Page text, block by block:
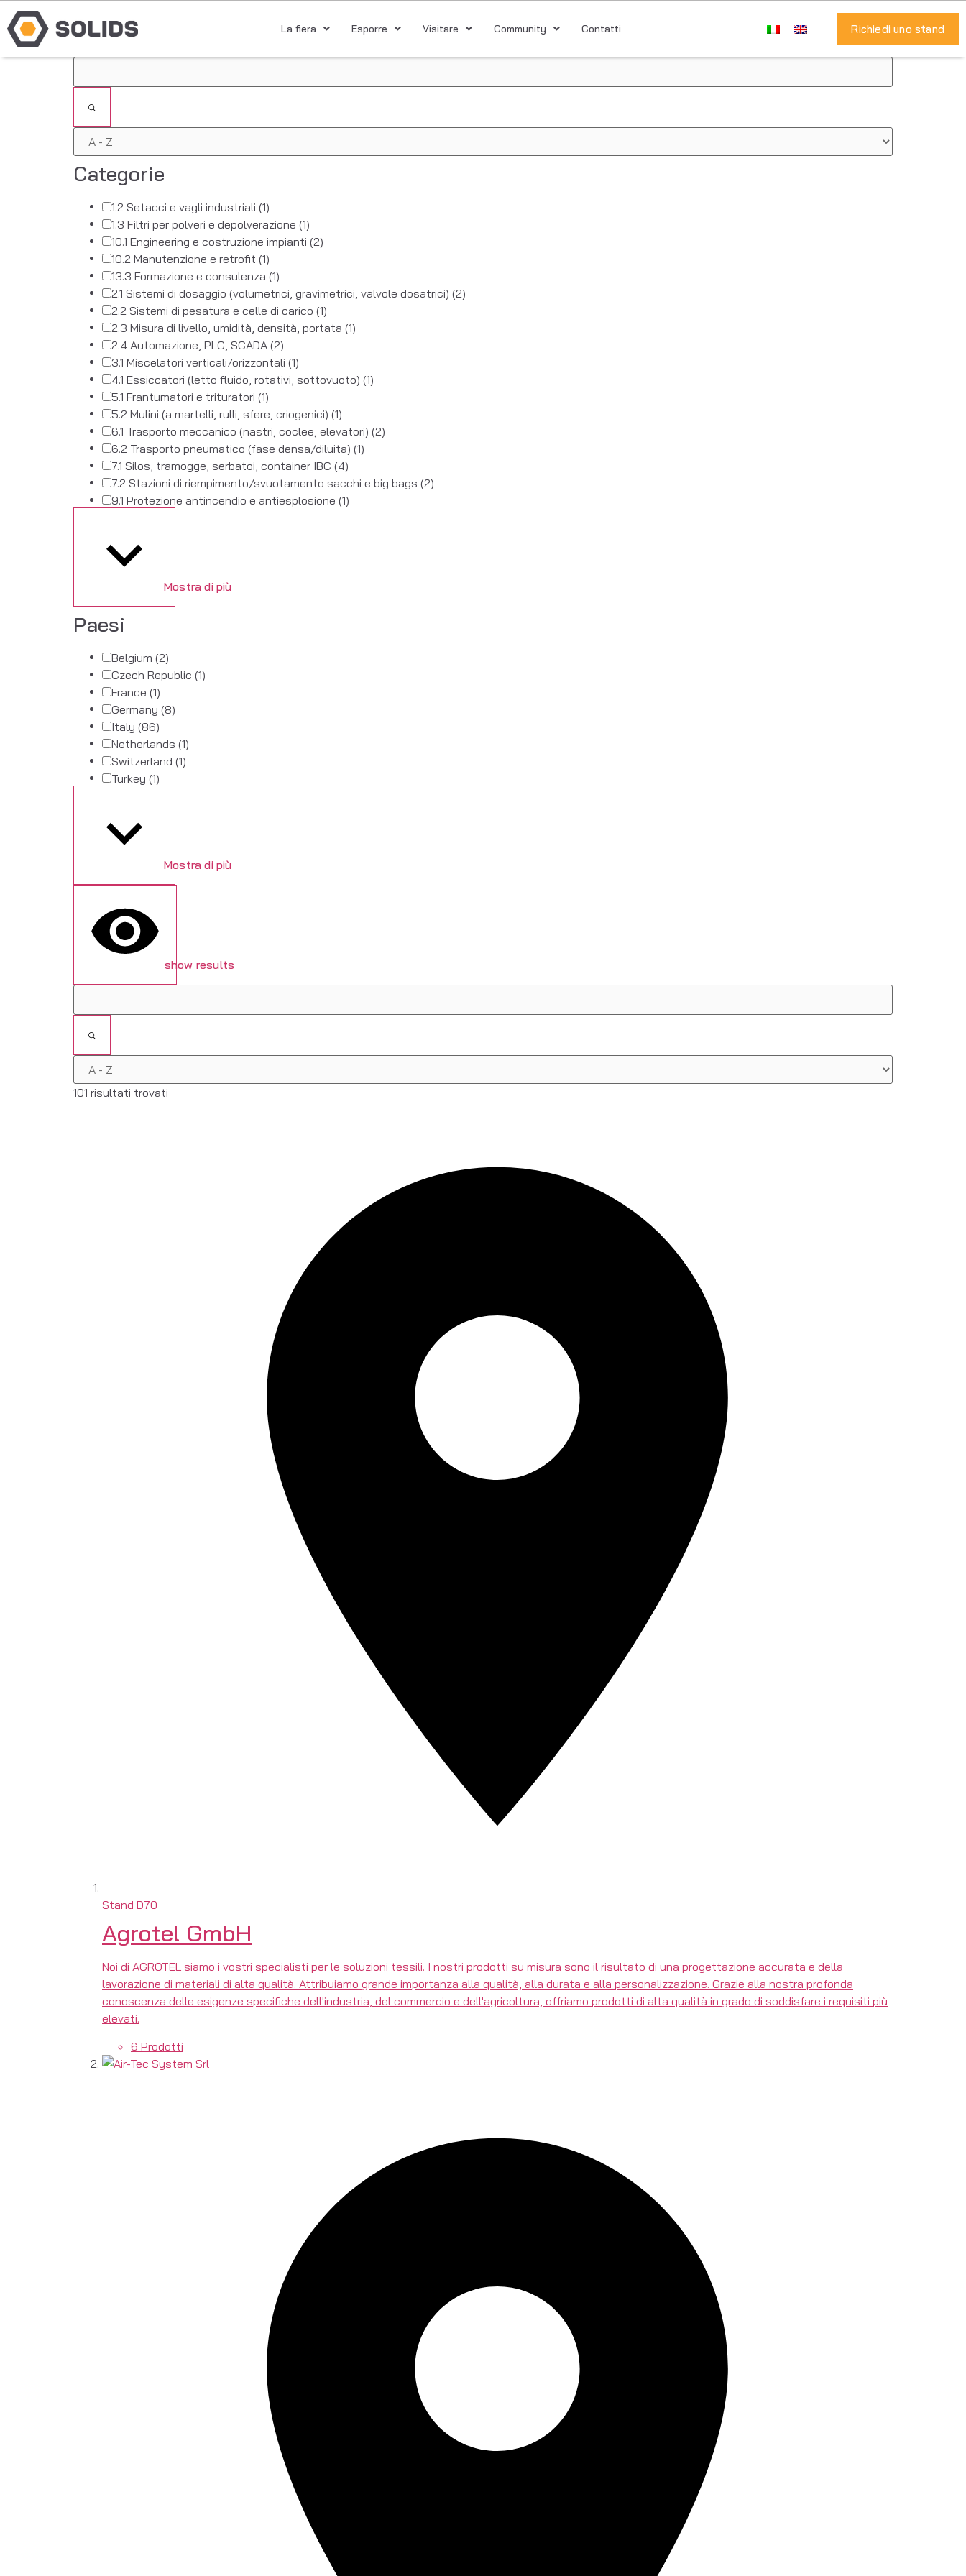
La fiera Esporre Visitare Community Contatti Richiedi uno stand
Categorie
1.2 Setacci e vagli industriali (1)
1.3 Filtri per polveri e depolverazione (1)
10.1 Engineering e costruzione impianti (2)
10.2 Manutenzione e retrofit (1)
13.3 Formazione e consulenza (1)
2.1 Sistemi di dosaggio (volumetrici, gravimetrici, valvole dosatrici) (2)
2.2 Sistemi di pesatura e celle di carico (1)
2.3 Misura di livello, umidità, densità, portata (1)
2.4 Automazione, PLC, SCADA (2)
3.1 Miscelatori verticali/orizzontali (1)
4.1 Essiccatori (letto fluido, rotativi, sottovuoto) (1)
5.1 Frantumatori e trituratori (1)
5.2 Mulini (a martelli, rulli, sfere, criogenici) (1)
6.1 Trasporto meccanico (nastri, coclee, elevatori) (2)
6.2 Trasporto pneumatico (fase densa/diluita) (1)
7.1 Silos, tramogge, serbatoi, container IBC (4)
7.2 Stazioni di riempimento/svuotamento sacchi e big bags (2)
9.1 Protezione antincendio e antiesplosione (1)
Mostra di più
Paesi
Belgium (2)
Czech Republic (1)
France (1)
Germany (8)
Italy (86)
Netherlands (1)
Switzerland (1)
Turkey (1)
Mostra di più
show results
101 risultati trovati
Stand D70
Agrotel GmbH
Noi di AGROTEL siamo i vostri specialisti per le soluzioni tessili. I nostri prodotti su misura sono il risultato di una progettazione accurata e della
lavorazione di materiali di alta qualità. Attribuiamo grande importanza alla qualità, alla durata e alla personalizzazione. Grazie alla nostra profonda
conoscenza delle esigenze specifiche dell'industria, del commercio e dell'agricoltura, offriamo prodotti di alta qualità in grado di soddisfare i requisiti più
elevati.
6 Prodotti